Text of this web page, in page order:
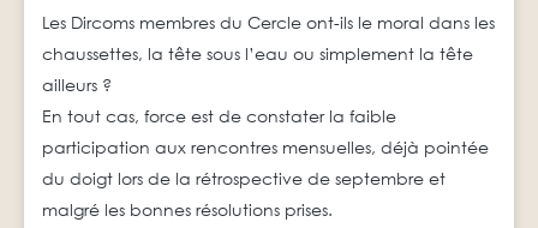
Les Dircoms membres du Cercle ont-ils le moral dans les
chaussettes, la tête sous l’eau ou simplement la tête
ailleurs ?
En tout cas, force est de constater la faible
participation aux rencontres mensuelles, déjà pointée
du doigt lors de la rétrospective de septembre et
malgré les bonnes résolutions prises.